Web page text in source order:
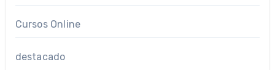
Cursos Online
destacado